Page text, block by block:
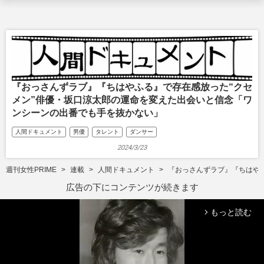
『おっさんずラブ』『ちはやふる』で存在感放った“クセ
メン”俳優・坂口涼太郎の運命を変えた出会いと信念「ワ
ンシーンの出番でも手を抜かない」
人間ドキュメント 男優 タレント ダンサー
2024/3/23
週刊女性PRIME 連載 人間ドキュメント 『おっさんずラブ』『ちは
広告の下にコンテンツが続きます
arrow_forward_ios もっと読む